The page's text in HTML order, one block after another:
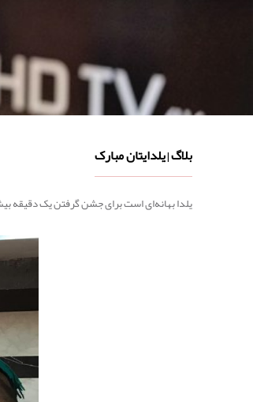
بلاگ|یلدایتان مبارک
یلدا بهانه‌ای است برای جشن گرفتن یک دقیقه